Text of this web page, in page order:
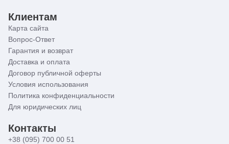
Клиентам
Карта сайта
Вопрос-Ответ
Гарантия и возврат
Доставка и оплата
Договор публичной оферты
Условия использования
Политика конфиденциальности
Для юридических лиц
Контакты
+38 (095) 700 00 51